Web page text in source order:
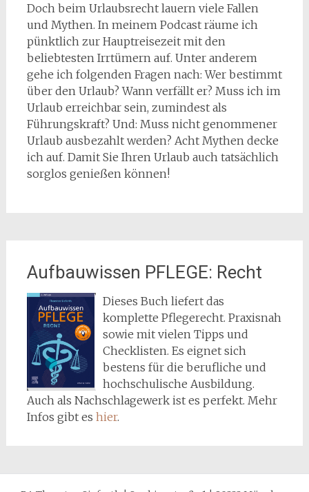
Doch beim Urlaubsrecht lauern viele Fallen
und Mythen. In meinem Podcast räume ich
pünktlich zur Hauptreisezeit mit den
beliebtesten Irrtümern auf. Unter anderem
gehe ich folgenden Fragen nach: Wer bestimmt
über den Urlaub? Wann verfällt er? Muss ich im
Urlaub erreichbar sein, zumindest als
Führungskraft? Und: Muss nicht genommener
Urlaub ausbezahlt werden? Acht Mythen decke
ich auf. Damit Sie Ihren Urlaub auch tatsächlich
sorglos genießen können!
Aufbauwissen PFLEGE: Recht
Dieses Buch liefert das
komplette Pflegerecht. Praxisnah
sowie mit vielen Tipps und
Checklisten. Es eignet sich
bestens für die berufliche und
hochschulische Ausbildung.
Auch als Nachschlagewerk ist es perfekt. Mehr
Infos gibt es hier.